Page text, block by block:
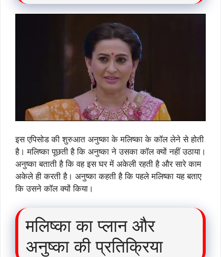
इस एपिसोड की शुरुआत अनुष्का के मलिष्का के कॉल लेने से होती
है। मलिष्का पूछती है कि अनुष्का ने उसका कॉल क्यों नहीं उठाया।
अनुष्का बताती है कि वह इस घर में अकेली रहती है और सारे काम
अकेले ही करती है। अनुष्का कहती है कि पहले मलिष्का यह बताए
कि उसने कॉल क्यों किया।
मलिष्का का प्लान और
अनुष्का की प्रतिक्रिया